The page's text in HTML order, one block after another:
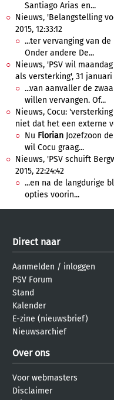
Santiago Arias en...
Nieuws, 'Belangstelling
2015, 12:33:12
...ter vervanging van
Onder andere De...
Nieuws, 'PSV wil
als versterking', 31 januari
...van aanvaller de
willen vervangen. Of...
Nieuws, Cocu:
niet dat het een externe
Nu Florian Jozefzoon
wil Cocu graag...
Nieuws, 'PSV schuift
2015, 22:24:42
...en na de langdurige
opties voorin...
Direct naar
Aanmelden / inloggen
PSV Forum
Stand
Kalender
E-zine (nieuwsbrief)
Nieuwsarchief
Over ons
Voor webmasters
Disclaimer